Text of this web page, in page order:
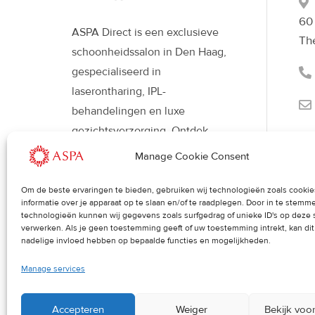
Manage Cookie Consent
Om de beste ervaringen te bieden, gebruiken wij technologieën zoals
informatie over je apparaat op te slaan en/of te raadplegen. Door in te
technologieën kunnen wij gegevens zoals surfgedrag of unieke ID's op deze
verwerken. Als je geen toestemming geeft of uw toestemming intrekt, kan
nadelige invloed hebben op bepaalde functies en mogelijkheden.
Manage services
Accepteren Weiger Bekijk
ASPA Direct is een exclusieve
schoonheidssalon in Den Haag,
gespecialiseerd in
laserontharing, IPL-
behandelingen en luxe
gezichtsverzorging. Ontdek
moderne beautybehandelingen
een stralende, gezonde huid en
een verfijnde uitstraling.